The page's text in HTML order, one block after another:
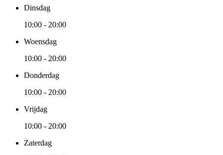
Dinsdag
10:00 - 20:00
Woensdag
10:00 - 20:00
Donderdag
10:00 - 20:00
Vrijdag
10:00 - 20:00
Zaterdag